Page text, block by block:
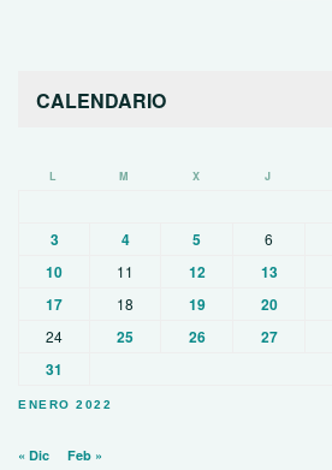
CALENDARIO
ENERO 2022
L M X J
3
4 5 6
10
11 12 13
17 18 19 20
24 25 26 27
31
« Dic Feb »